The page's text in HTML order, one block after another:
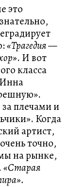
это
«Трагедия —
. И вот
класса
плечами и
Когда
артист,
точно,
на рынке,
«Старая